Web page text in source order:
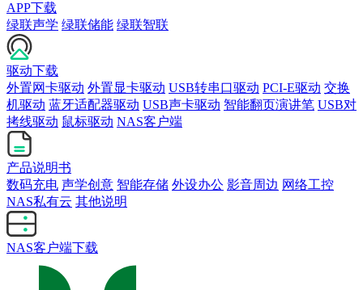
APP下载
绿联声学 绿联储能 绿联智联
驱动下载
外置网卡驱动 外置显卡驱动 USB转串口驱动 PCI-E驱动 交换
机驱动 蓝牙适配器驱动 USB声卡驱动 智能翻页演讲笔 USB对
拷线驱动 鼠标驱动 NAS客户端
产品说明书
数码充电 声学创意 智能存储 外设办公 影音周边 网络工控
NAS私有云 其他说明
NAS客户端下载